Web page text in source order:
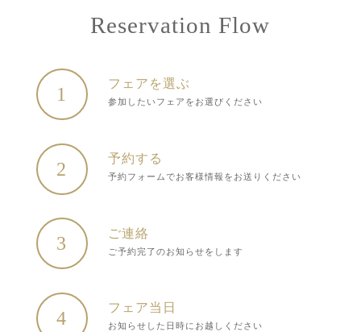
Reservation Flow
1
フェアを選ぶ
参加したいフェアをお選びください
2
予約する
予約フォームでお客様情報をお送りください
3
ご連絡
ご予約完了のお知らせをします
4
フェア当日
お知らせした日時にお越しください